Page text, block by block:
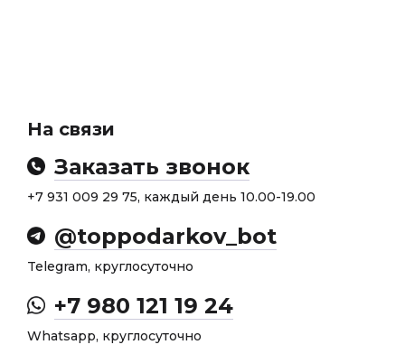
На связи
Заказать звонок
+7 931 009 29 75, каждый день 10.00-19.00
@toppodarkov_bot
Telegram, круглосуточно
+7 980 121 19 24
Whatsapp, круглосуточно